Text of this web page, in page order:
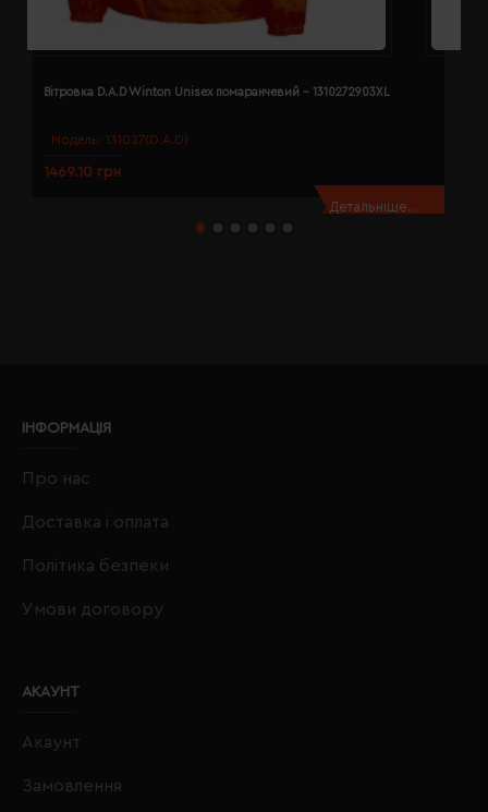
Модель: 131027(D.A.D)
Вітровка D.A.D Winton Unisex помаранчевий - 1310272903XL
1469.10 грн
Детальніше...
ІНФОРМАЦІЯ
Про нас
Доставка і оплата
Політика безпеки
Умови договору
АКАУНТ
Акаунт
Замовлення